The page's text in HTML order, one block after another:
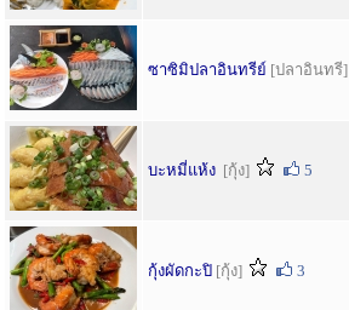
ซาซิมิปลาอินทรีย์ [ปลาอินทรี]
บะหมี่แห้ง [กุ้ง] 5
กุ้งผัดกะปิ [กุ้ง] 3